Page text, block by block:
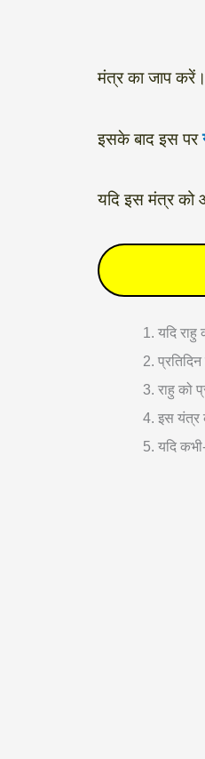
मंत्र का जाप करें।
इसके बाद इस पर
यदि इस मंत्र को
यदि राहु
राहु को
इस यंत्र
यदि